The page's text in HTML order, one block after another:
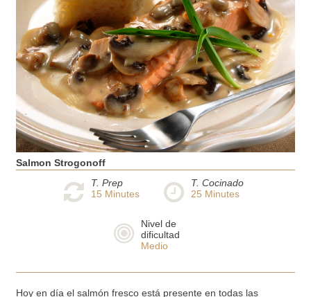
Salmon Strogonoff
T. Prep
15 Minutes
T. Cocinado
25 Minutes
Nivel de
dificultad
Medio
Hoy en día el salmón fresco está presente en todas las